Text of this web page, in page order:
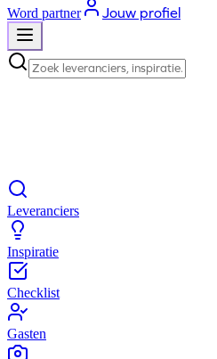
Word partner Jouw profiel
Zoek
Leveranciers
Inspiratie
Checklist
Gasten